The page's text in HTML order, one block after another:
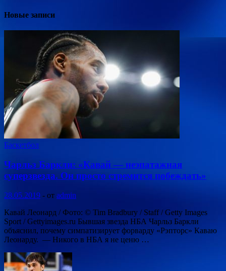
Новые записи
Баскетбол
Чарльз Баркли: «Кавай — неэпатажная
суперзвезда. Он просто стремится побеждать»
28.05.2019 - от admin
Кавай Леонард / Фото: © Tim Bradbury / Staff / Getty Images
Sport / Gettyimages.ru Бывшая звезда НБА Чарльз Баркли
объяснил, почему симпатизирует форварду «Рэпторс» Каваю
Леонарду. — Никого в НБА я не ценю …